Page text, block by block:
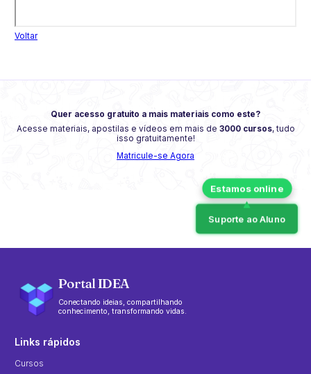
Voltar
Quer acesso gratuito a mais materiais como este?
Acesse materiais, apostilas e vídeos em mais de 3000 cursos, tudo
isso gratuitamente!
Matricule-se Agora
Suporte ao Aluno
Portal IDEA
Conectando ideias, compartilhando
conhecimento, transformando vidas.
Links rápidos
Cursos